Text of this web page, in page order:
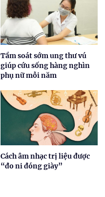
Tầm soát sớm ung thư vú
giúp cứu sống hàng nghìn
phụ nữ mỗi năm
Cách âm nhạc trị liệu được
“đo ni đóng giày”